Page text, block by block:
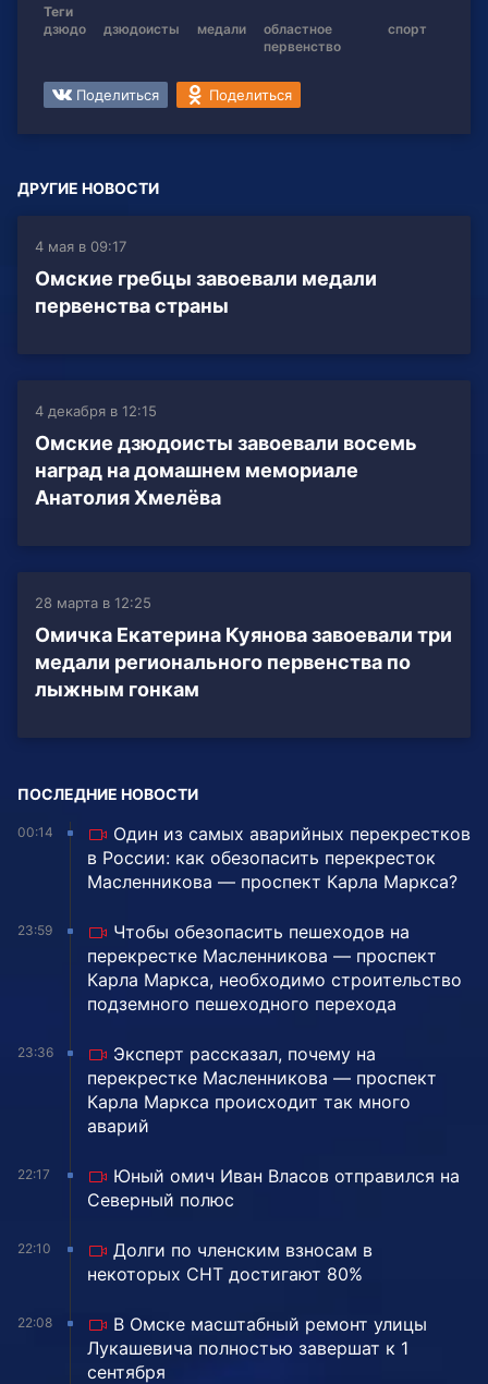
Теги
дзюдо
дзюдоисты медали
областное
первенство
спорт
Поделиться Поделиться
ДРУГИЕ НОВОСТИ
4 мая в 09:17
Омские гребцы завоевали медали
первенства страны
4 декабря в 12:15
Омские дзюдоисты завоевали восемь
наград на домашнем мемориале
Анатолия Хмелёва
28 марта в 12:25
Омичка Екатерина Куянова завоевали три
медали регионального первенства по
лыжным гонкам
ПОСЛЕДНИЕ НОВОСТИ
00:14
Один из самых аварийных перекрестков
в России: как обезопасить перекресток
Масленникова — проспект Карла Маркса?
23:59
Чтобы обезопасить пешеходов на
перекрестке Масленникова — проспект
Карла Маркса, необходимо строительство
подземного пешеходного перехода
23:36
Эксперт рассказал, почему на
перекрестке Масленникова — проспект
Карла Маркса происходит так много
аварий
22:17
Юный омич Иван Власов отправился на
Северный полюс
22:10
Долги по членским взносам в
некоторых СНТ достигают 80%
22:08
В Омске масштабный ремонт улицы
Лукашевича полностью завершат к 1
сентября